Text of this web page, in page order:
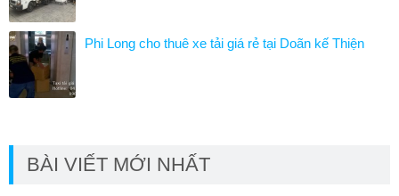
Phi Long cho thuê xe tải giá rẻ tại Doãn kế Thiện
BÀI VIẾT MỚI NHẤT